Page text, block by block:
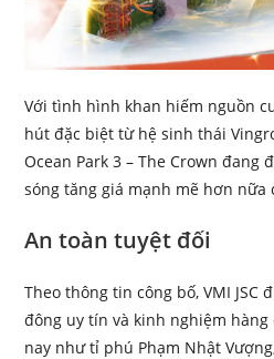
Với tình hình khan hiếm nguồn
hút đặc biệt từ hệ sinh thái
Ocean Park 3 – The Crown đang
sóng tăng giá mạnh mẽ hơn nữa
An toàn tuyệt đối
Theo thông tin công bố, VMI JSC
đông uy tín và kinh nghiệm
nay như tỉ phú Phạm Nhật